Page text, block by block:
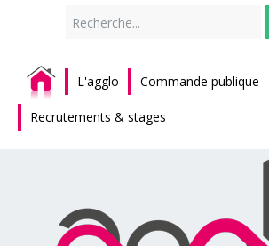
L'agglo Commande publique
Recrutements & stages